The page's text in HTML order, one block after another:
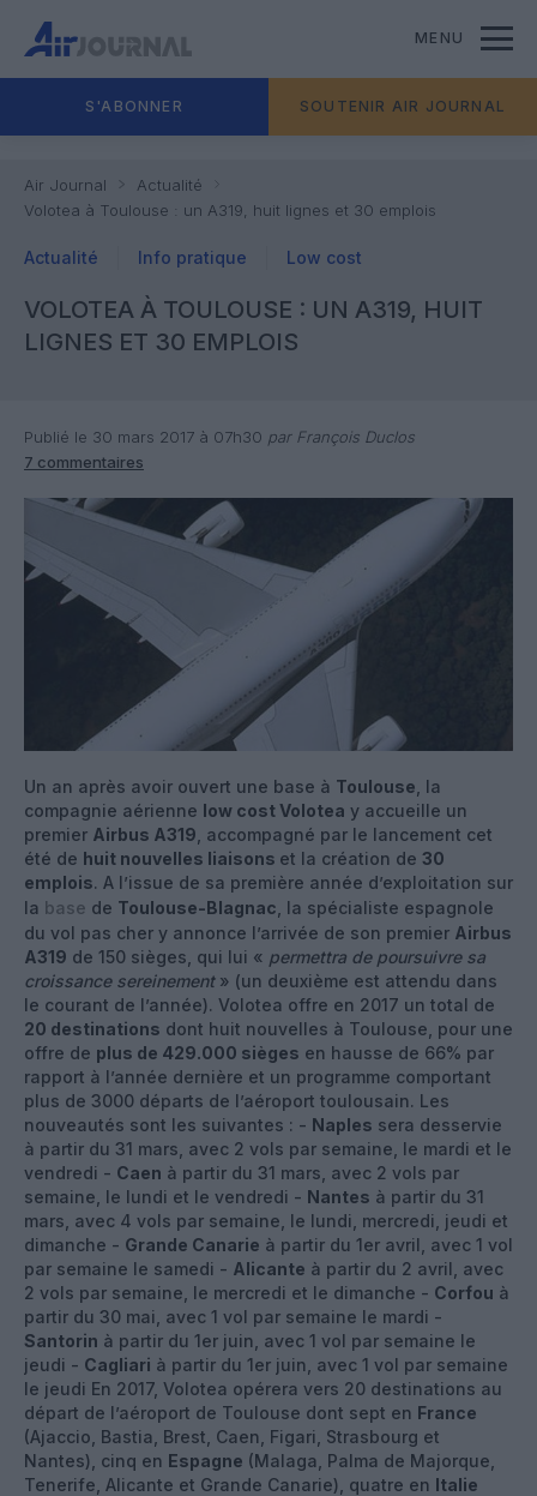
MENU
S'ABONNER SOUTENIR AIR JOURNAL
Air Journal
Actualité
Volotea à Toulouse : un A319, huit lignes et 30 emplois
Actualité Info pratique Low cost
VOLOTEA À TOULOUSE : UN A319, HUIT
LIGNES ET 30 EMPLOIS
Publié le 30 mars 2017 à 07h30 par François Duclos
7 commentaires
Un an après avoir ouvert une base à Toulouse , la
compagnie aérienne low cost Volotea y accueille un
premier Airbus A319 , accompagné par le lancement cet
été de huit nouvelles liaisons et la création de 30
emplois. A l’issue de sa première année d’exploitation sur
la base de Toulouse-Blagnac , la spécialiste espagnole
du vol pas cher y annonce l’arrivée de son premier Airbus
A319 de 150 sièges, qui lui « permettra de poursuivre sa
croissance sereinement» (un deuxième est attendu dans
le courant de l’année). Volotea offre en 2017 un total de
20 destinations dont huit nouvelles à Toulouse, pour une
offre de plus de 429.000 sièges en hausse de 66% par
rapport à l’année dernière et un programme comportant
plus de 3000 départs de l’aéroport toulousain. Les
nouveautés sont les suivantes : - Naples sera desservie
à partir du 31 mars, avec 2 vols par semaine, le mardi et le
vendredi - Caen à partir du 31 mars, avec 2 vols par
semaine, le lundi et le vendredi - Nantes à partir du 31
mars, avec 4 vols par semaine, le lundi, mercredi, jeudi et
dimanche - Grande Canarie à partir du 1er avril, avec 1 vol
par semaine le samedi - Alicante à partir du 2 avril, avec
2 vols par semaine, le mercredi et le dimanche - Corfou à
partir du 30 mai, avec 1 vol par semaine le mardi -
Santorin à partir du 1er juin, avec 1 vol par semaine le
jeudi - Cagliari à partir du 1er juin, avec 1 vol par semaine
le jeudi En 2017, Volotea opérera vers 20 destinations au
départ de l’aéroport de Toulouse dont sept en France
(Ajaccio, Bastia, Brest, Caen, Figari, Strasbourg et
Nantes), cinq en Espagne (Malaga, Palma de Majorque,
Tenerife, Alicante et Grande Canarie), quatre en Italie